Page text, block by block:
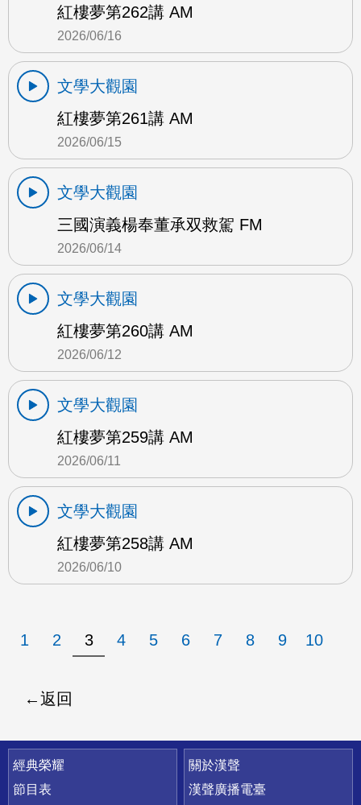
紅樓夢第262講 AM
2026/06/16
文學大觀園
紅樓夢第261講 AM
2026/06/15
文學大觀園
三國演義楊奉董承双救駕 FM
2026/06/14
文學大觀園
紅樓夢第260講 AM
2026/06/12
文學大觀園
紅樓夢第259講 AM
2026/06/11
文學大觀園
紅樓夢第258講 AM
2026/06/10
1 2 3 4 5 6 7 8 9 10
返回
快速連結
經典榮耀
節目表
關於漢聲
漢聲廣播電臺